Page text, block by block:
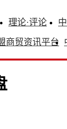
理论·评论
商贸资讯平台